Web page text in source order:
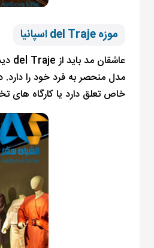
موزه del Traje اسپانیا
مدل منحصر به فرد خود را
خاص تعلق دارد یا کارگاه های